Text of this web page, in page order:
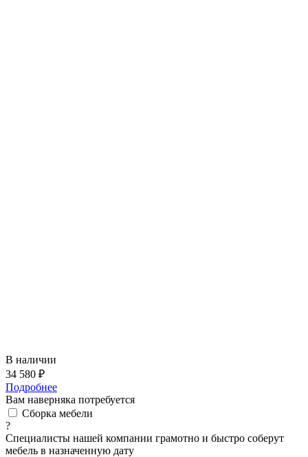
В наличии
34 580 ₽
Подробнее
Вам наверняка потребуется
Сборка мебели
?
Специалисты нашей компании грамотно и быстро соберут
мебель в назначенную дату